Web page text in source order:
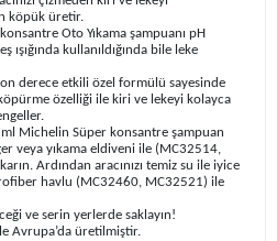
köpük üretir.
Oto Yıkama şampuanı pH
kullanıldığında bile leke
derece etkili özel formülü sayesinde
özelliği ile kiri ve lekeyi kolayca
Michelin Süper konsantre şampuan
veya yıkama eldiveni ile (MC32514,
Ardından aracınızı temiz su ile iyice
havlu (MC32460, MC32521) ile
ve serin yerlerde saklayın!
Avrupa’da üretilmiştir.